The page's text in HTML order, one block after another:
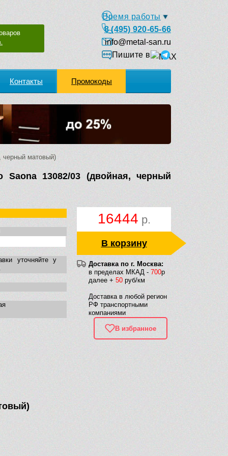
Время работы
8 (495) 920-65-66
info@metal-san.ru
Пишите в
Контакты Промокоды
черный матовый)
Saona 13082/03 (двойная, черный
16444 р.
В корзину
Доставка по г. Москва:
в пределах МКАД - 700р
далее + 50 руб/км
Доставка в любой регион
РФ транспортными
компаниями
В избранное
уточняйте у